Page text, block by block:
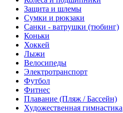
Защита и шлемы
Сумки и рюкзаки
Санки - ватрушки (тюбинг)
Коньки
Хоккей
Лыжи
Велосипеды
Электротранспорт
Футбол
Фитнес
Плавание (Пляж / Бассейн)
Художественная гимнастика